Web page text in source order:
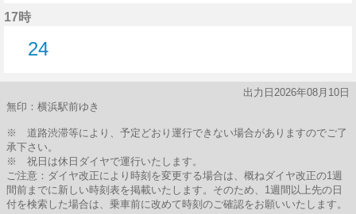
17時
24
出力日2026年08月10日
無印：横浜駅前ゆき
※ 道路渋滞等により、予定どおり運行できない場合がありますのでご了
承下さい。
※ 祝日は休日ダイヤで運行いたします。
ご注意：ダイヤ改正により時刻を変更する場合は、概ねダイヤ改正の1週
間前までに新しい時刻表を掲載いたします。そのため、1週間以上先の日
付を検索した場合は、乗車前に改めて時刻のご確認をお願いいたします。